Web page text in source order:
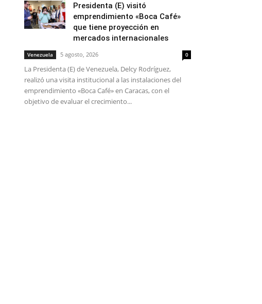
Presidenta (E) visitó
emprendimiento «Boca Café»
que tiene proyección en
mercados internacionales
Venezuela 5 agosto, 2026 0
La Presidenta (E) de Venezuela, Delcy Rodríguez,
realizó una visita institucional a las instalaciones del
emprendimiento «Boca Café» en Caracas, con el
objetivo de evaluar el crecimiento...